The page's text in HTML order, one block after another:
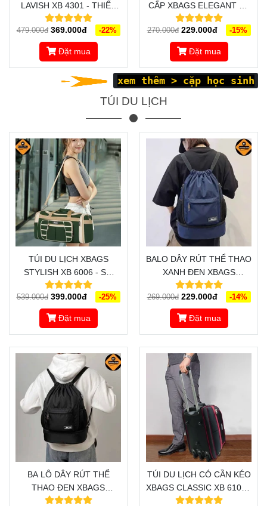
LAVISH XB 4301 - THIẾT
KẾ SANG TRỌNG, ĐẲNG
CẤP, ĐỒNG HÀNH CÙNG
BẠN ĐI ĐẾN THÀNH CÔNG
479.000đ 369.000đ -22%
Đặt mua
CẤP XBAGS ELEGANT XB
4201 - TRƯỢT NƯỚC,
CHỐNG SỐC HOÀN HẢO
270.000đ 229.000đ -15%
Đặt mua
xem thêm > cặp học sinh
TÚI DU LỊCH
TÚI DU LỊCH XBAGS
STYLISH XB 6006 - SỰ
LỰA CHỌN TUYỆT VỜI
CHO NHỮNG CHUYẾN DU
LỊCH, CÔNG TÁC
539.000đ 399.000đ -25%
Đặt mua
BALO DÂY RÚT THỂ THAO
XANH ĐEN XBAGS
WISDOM XB 6005 - ĐẬM
CHẤT CÁ TÍNH, CHỐNG
NƯỚC TỐT, CÓ NGĂN
ĐỰNG GIÀY
269.000đ 229.000đ -14%
Đặt mua
BA LÔ DÂY RÚT THỂ
THAO ĐEN XBAGS
WISDOM XB 6004 - THIẾT
TÚI DU LỊCH CÓ CẦN KÉO
XBAGS CLASSIC XB 6102 -
SANG TRỌNG, ĐẲNG CẤP,